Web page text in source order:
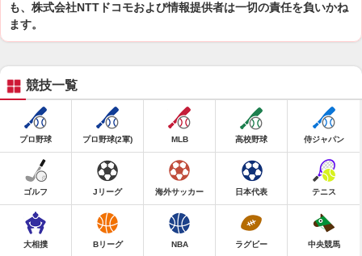
も、株式会社NTTドコモおよび情報提供者は一切の責任を負いかね
ます。
競技一覧
プロ野球 プロ野球(2軍) MLB 高校野球 侍ジャパン
ゴルフ Jリーグ 海外サッカー 日本代表 テニス
大相撲 Bリーグ NBA ラグビー 中央競馬